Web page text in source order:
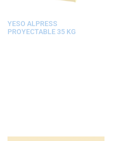
YESO ALPRESS
PROYECTABLE 35 KG